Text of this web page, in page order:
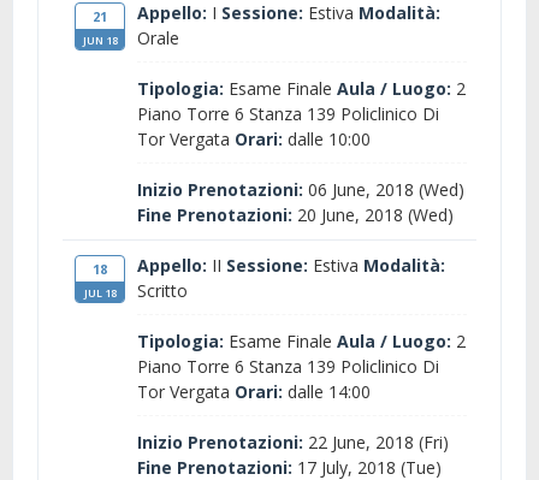
21
JUN 18
Appello: I Sessione: Estiva Modalità:
Orale
Tipologia: Esame Finale Aula / Luogo: 2
Piano Torre 6 Stanza 139 Policlinico Di
Tor Vergata Orari: dalle 10:00
Inizio Prenotazioni: 06 June, 2018 (Wed)
Fine Prenotazioni: 20 June, 2018 (Wed)
18
JUL 18
Appello: II Sessione: Estiva Modalità:
Scritto
Tipologia: Esame Finale Aula / Luogo: 2
Piano Torre 6 Stanza 139 Policlinico Di
Tor Vergata Orari: dalle 14:00
Inizio Prenotazioni: 22 June, 2018 (Fri)
Fine Prenotazioni: 17 July, 2018 (Tue)